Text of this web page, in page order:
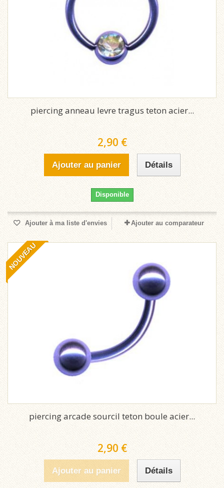
piercing anneau levre tragus teton acier...
2,90 €
Ajouter au panier Détails
Disponible
Ajouter à ma liste d'envies Ajouter au comparateur
NOUVEAU
piercing arcade sourcil teton boule acier...
2,90 €
Ajouter au panier Détails